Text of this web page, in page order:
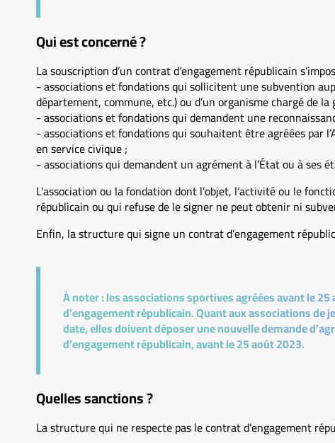
Qui est concerné ?
La souscription d’un contrat d’engagement républicain
- associations et fondations qui sollicitent une subvention
département, commune, etc.) ou d’un organisme chargé de
- associations et fondations qui demandent une
- associations et fondations qui souhaitent être agréées par
en service civique ;
- associations qui demandent un agrément à l’État ou à ses
L’association ou la fondation dont l’objet, l’activité ou le
républicain ou qui refuse de le signer ne peut obtenir ni
Enfin, la structure qui signe un contrat d’engagement
À noter :les associations sportives agréées avant le
d’engagement républicain. Quant aux associations de
date, elles doivent déposer une nouvelle demande
d’engagement républicain, avant le 25 août 2023.
Quelles sanctions ?
La structure qui ne respecte pas le contrat d’engagement